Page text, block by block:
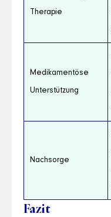
Therapie
Medikamentöse
Unterstützung
Nachsorge
Fazit